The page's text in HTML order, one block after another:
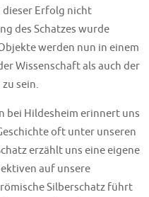
dieser Erfolg nicht
des Schatzes wurde
werden nun in einem
Wissenschaft als auch der
sein.
bei Hildesheim erinnert uns
oft unter unseren
erzählt uns eine eigene
auf unsere
Silberschatz führt